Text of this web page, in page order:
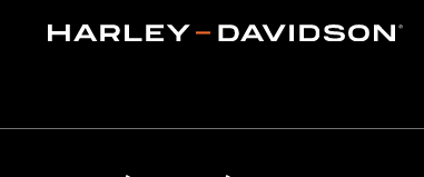
Hauteur totale du pare-brise:10.0